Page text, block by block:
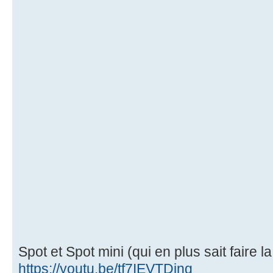
Spot et Spot mini (qui en plus sait faire
https://youtu.be/tf7IEVTDjng